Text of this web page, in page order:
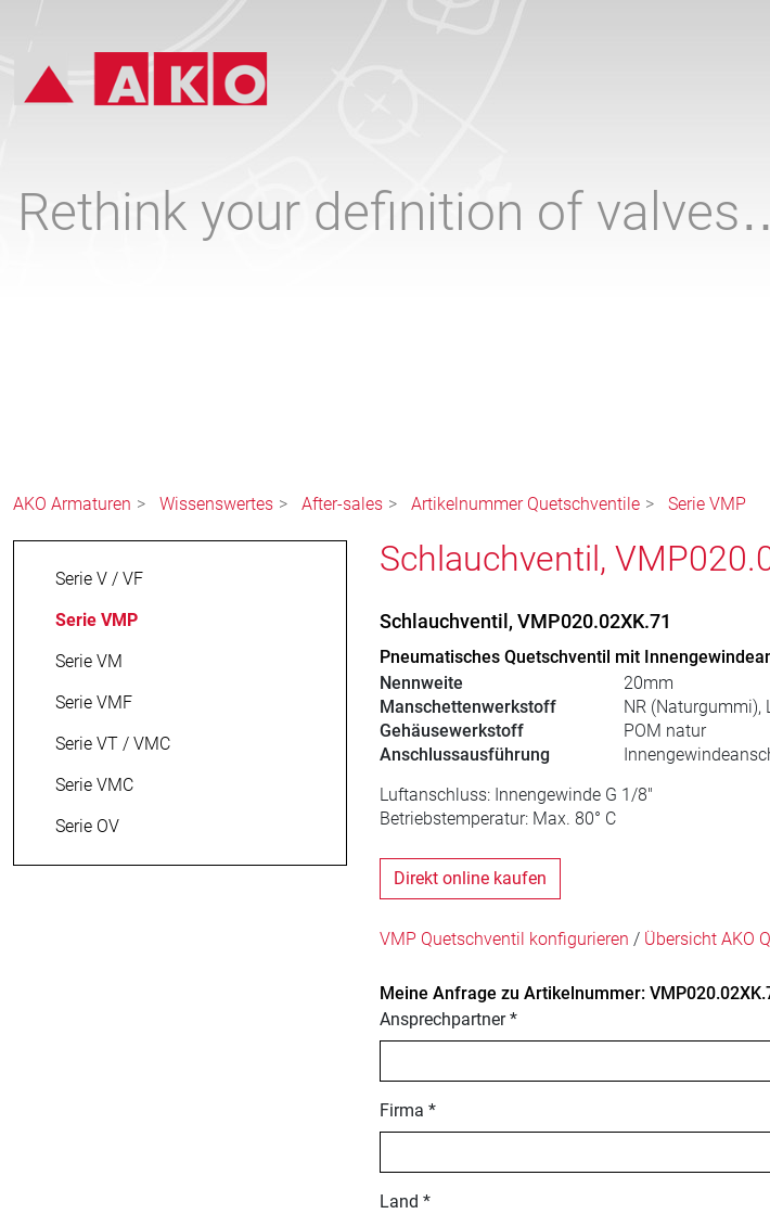
Rethink your definition of
AKO Armaturen Wissenswertes After-sales Artikelnummer Quetschventile Serie VMP
Serie V / VF
Serie VMP
Serie VM
Serie VMF
Serie VT / VMC
Serie VMC
Serie OV
Schlauchventil,
Schlauchventil, VMP020.02XK.71
Pneumatisches Quetschventil mit
Nennweite
20mm
Manschettenwerkstoff
NR (Naturgummi),
Gehäusewerkstoff
POM natur
Anschlussausführung
Luftanschluss: Innengewinde G 1/8"
Betriebstemperatur: Max. 80° C
Direkt online kaufen
VMP Quetschventil konfigurieren / Übersicht AKO
Meine Anfrage zu Artikelnummer:
Ansprechpartner *
Firma *
Land *